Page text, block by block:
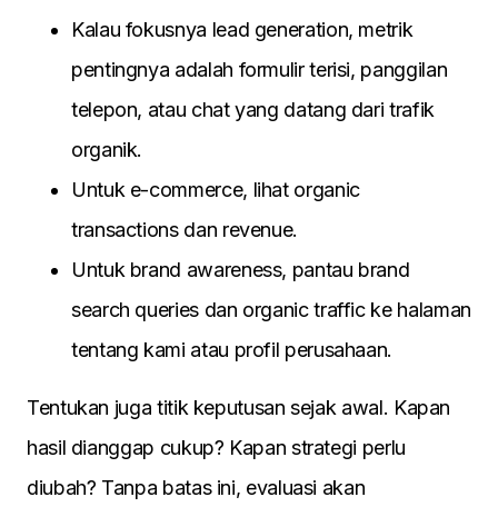
Kalau fokusnya lead generation, metrik
pentingnya adalah formulir terisi, panggilan
telepon, atau chat yang datang dari trafik
organik.
Untuk e-commerce, lihat organic
transactions dan revenue.
Untuk brand awareness, pantau brand
search queries dan organic traffic ke halaman
tentang kami atau profil perusahaan.
Tentukan juga titik keputusan sejak awal. Kapan
hasil dianggap cukup? Kapan strategi perlu
diubah? Tanpa batas ini, evaluasi akan